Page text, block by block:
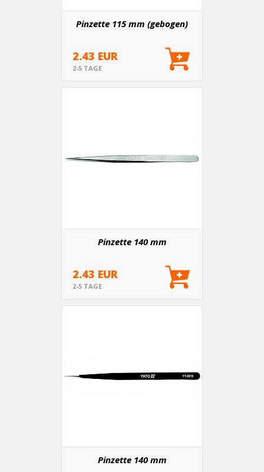
Pinzette 115 mm (gebogen)
2.43 EUR
2-5 TAGE
Pinzette 140 mm
2.43 EUR
2-5 TAGE
Pinzette 140 mm